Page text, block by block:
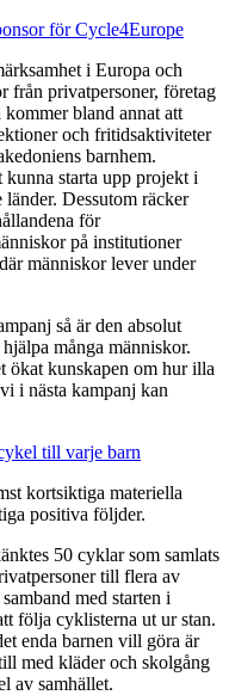
för Cycle4Europe
i Europa och
från privatpersoner, företag
kommer bland annat att
och fritidsaktiviteter
barnhem.
starta upp projekt i
Dessutom räcker
för
på institutioner
människor lever under
så är den absolut
många människor.
ökat kunskapen om hur illa
i nästa kampanj kan
till varje barn
kortsiktiga materiella
positiva följder.
50 cyklar som samlats
till flera av
med starten i
följa cyklisterna ut ur stan.
enda barnen vill göra är
med kläder och skolgång
av samhället.